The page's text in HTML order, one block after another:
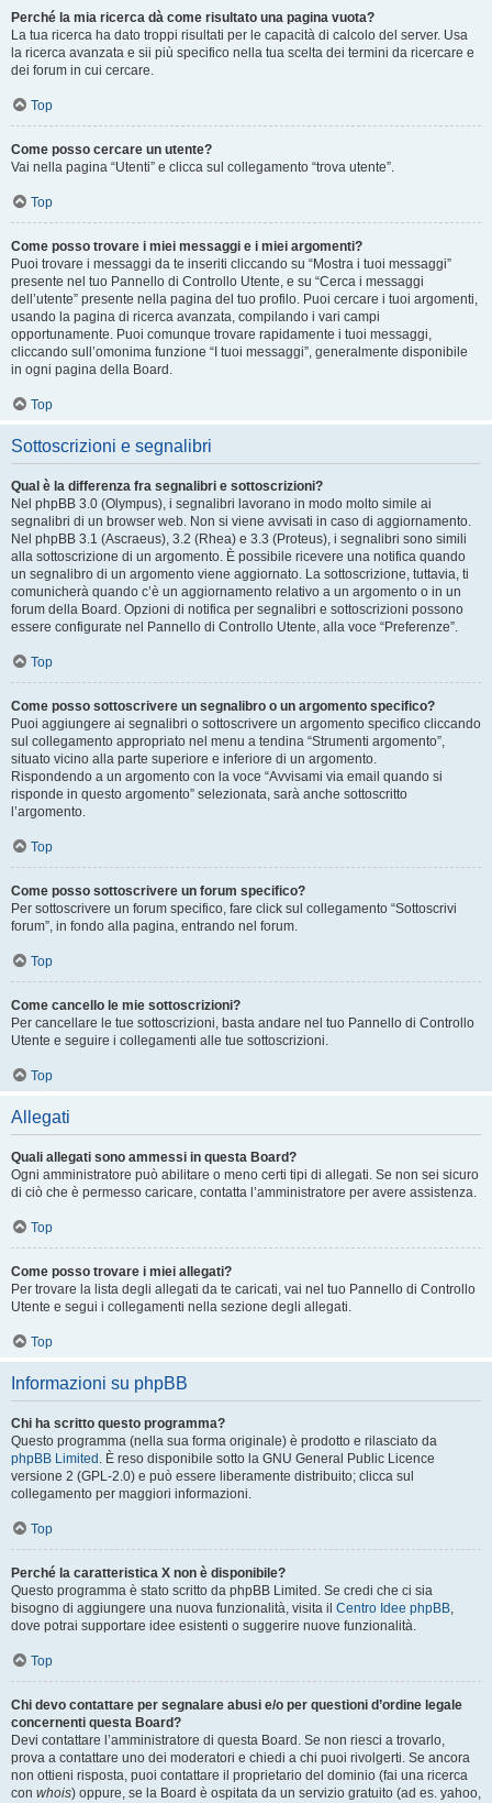
Perché la mia ricerca dà come risultato una pagina vuota?
La tua ricerca ha dato troppi risultati per le capacità di calcolo del server. Usa
la ricerca avanzata e sii più specifico nella tua scelta dei termini da ricercare e
dei forum in cui cercare.
Top
Come posso cercare un utente?
Vai nella pagina “Utenti” e clicca sul collegamento “trova utente”.
Top
Come posso trovare i miei messaggi e i miei argomenti?
Puoi trovare i messaggi da te inseriti cliccando su “Mostra i tuoi messaggi”
presente nel tuo Pannello di Controllo Utente, e su “Cerca i messaggi
dell’utente” presente nella pagina del tuo profilo. Puoi cercare i tuoi argomenti,
usando la pagina di ricerca avanzata, compilando i vari campi
opportunamente. Puoi comunque trovare rapidamente i tuoi messaggi,
cliccando sull’omonima funzione “I tuoi messaggi”, generalmente disponibile
in ogni pagina della Board.
Top
Sottoscrizioni e segnalibri
Qual è la differenza fra segnalibri e sottoscrizioni?
Nel phpBB 3.0 (Olympus), i segnalibri lavorano in modo molto simile ai
segnalibri di un browser web. Non si viene avvisati in caso di aggiornamento.
Nel phpBB 3.1 (Ascraeus), 3.2 (Rhea) e 3.3 (Proteus), i segnalibri sono simili
alla sottoscrizione di un argomento. È possibile ricevere una notifica quando
un segnalibro di un argomento viene aggiornato. La sottoscrizione, tuttavia, ti
comunicherà quando c’è un aggiornamento relativo a un argomento o in un
forum della Board. Opzioni di notifica per segnalibri e sottoscrizioni possono
essere configurate nel Pannello di Controllo Utente, alla voce “Preferenze”.
Top
Come posso sottoscrivere un segnalibro o un argomento specifico?
Puoi aggiungere ai segnalibri o sottoscrivere un argomento specifico cliccando
sul collegamento appropriato nel menu a tendina “Strumenti argomento”,
situato vicino alla parte superiore e inferiore di un argomento.
Rispondendo a un argomento con la voce “Avvisami via email quando si
risponde in questo argomento” selezionata, sarà anche sottoscritto
l’argomento.
Top
Come posso sottoscrivere un forum specifico?
Per sottoscrivere un forum specifico, fare click sul collegamento “Sottoscrivi
forum”, in fondo alla pagina, entrando nel forum.
Top
Come cancello le mie sottoscrizioni?
Per cancellare le tue sottoscrizioni, basta andare nel tuo Pannello di Controllo
Utente e seguire i collegamenti alle tue sottoscrizioni.
Top
Allegati
Quali allegati sono ammessi in questa Board?
Ogni amministratore può abilitare o meno certi tipi di allegati. Se non sei sicuro
di ciò che è permesso caricare, contatta l’amministratore per avere assistenza.
Top
Come posso trovare i miei allegati?
Per trovare la lista degli allegati da te caricati, vai nel tuo Pannello di Controllo
Utente e segui i collegamenti nella sezione degli allegati.
Top
Informazioni su phpBB
Chi ha scritto questo programma?
Questo programma (nella sua forma originale) è prodotto e rilasciato da
phpBB Limited . È reso disponibile sotto la GNU General Public Licence
versione 2 (GPL-2.0) e può essere liberamente distribuito; clicca sul
collegamento per maggiori informazioni.
Top
Perché la caratteristica X non è disponibile?
Questo programma è stato scritto da phpBB Limited. Se credi che ci sia
bisogno di aggiungere una nuova funzionalità, visita il Centro Idee phpBB,
dove potrai supportare idee esistenti o suggerire nuove funzionalità.
Top
Chi devo contattare per segnalare abusi e/o per questioni d’ordine legale
concernenti questa Board?
Devi contattare l’amministratore di questa Board. Se non riesci a trovarlo,
prova a contattare uno dei moderatori e chiedi a chi puoi rivolgerti. Se ancora
non ottieni risposta, puoi contattare il proprietario del dominio (fai una ricerca
con whois) oppure, se la Board è ospitata da un servizio gratuito (ad es. yahoo,